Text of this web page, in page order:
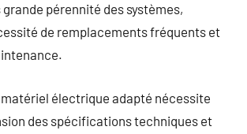
pérennité des systèmes,
de remplacements fréquents et
électrique adapté nécessite
des spécifications techniques et